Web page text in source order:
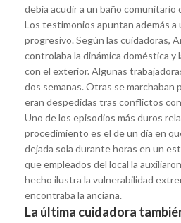
debía acudir a un baño comunitario
Los testimonios apuntan además a
progresivo. Según las cuidadoras,
controlaba la dinámica doméstica y
con el exterior. Algunas
dos semanas. Otras se marchaban
eran despedidas tras conflictos
Uno de los episodios más duros
procedimiento es el de un día en
dejada sola durante horas en un
que empleados del local la
hecho ilustra la vulnerabilidad
encontraba la anciana.
La última cuidadora